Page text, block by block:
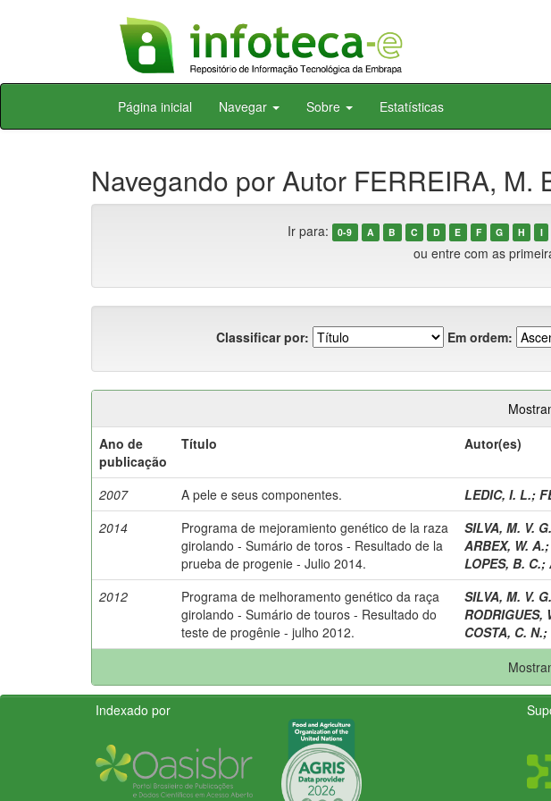
Skip
Página inicial Navegar Sobre Estatísticas
Navegando por Autor FERREIRA, M.
Ir para: 0-9 A B C D E F G H I
ou entre com as
Classificar por: Em ordem:
Ano de
publicação
Título Autor(es)
2007 A pele e seus componentes. LEDIC, I. L.;
2014
Programa de mejoramiento genético de la raza
girolando - Sumário de toros - Resultado de la
prueba de progenie - Julio 2014.
SILVA, M. V.
ARBEX, W. A.;
LOPES, B. C.;
2012
Programa de melhoramento genético da raça
girolando - Sumário de touros - Resultado do
teste de progênie - julho 2012.
SILVA, M. V.
RODRIGUES,
COSTA, C. N.;
Indexado por